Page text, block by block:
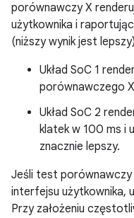
porównawczy X
użytkownika i
(niższy wynik jest
Układ SoC 1
porównawczego
Układ SoC 2
klatek w 100 ms i
znacznie lepszy.
Jeśli test
interfejsu użytkownika,
Przy założeniu